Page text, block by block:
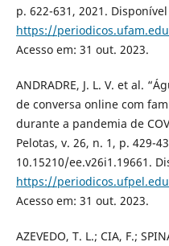
p. 622-631, 2021.
https://
Acesso em: 31 out. 2023.
ANDRADRE, J. L. V. et al.
de conversa online com
durante a pandemia de
Pelotas, v. 26, n. 1, p. 429-
10.15210/ee.v26i1.19661.
https://
Acesso em: 31 out. 2023.
AZEVEDO, T. L.; CIA, F.;